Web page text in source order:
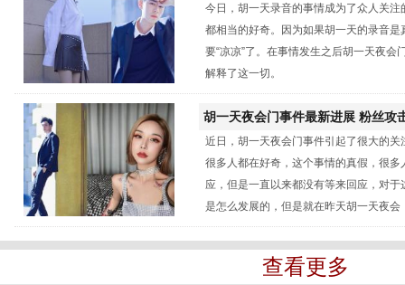
关系
今日，胡一天录音的事情成为了众人关
都相当的好奇。因为如果胡一天的录音
要“凉凉”了。在事情发生之后胡一天夜
解释了这一切。
胡一天夜会门事件最新进展 粉丝攻
录音曝光
近日，胡一天夜会门事件引起了很大的
很多人都在好奇，这个事情的真假，很
应，但是一直以来都没有等来回应，对
是怎么发展的，但是就在昨天胡一天夜会
查看更多